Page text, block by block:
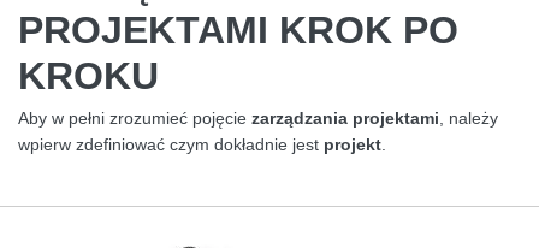
PROJEKTAMI KROK PO
KROKU
Aby w pełni zrozumieć pojęcie zarządzania projektami , należy
wpierw zdefiniować czym dokładnie jest projekt